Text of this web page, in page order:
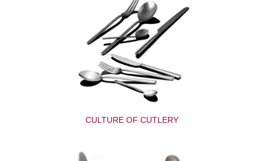
CULTURE OF CUTLERY